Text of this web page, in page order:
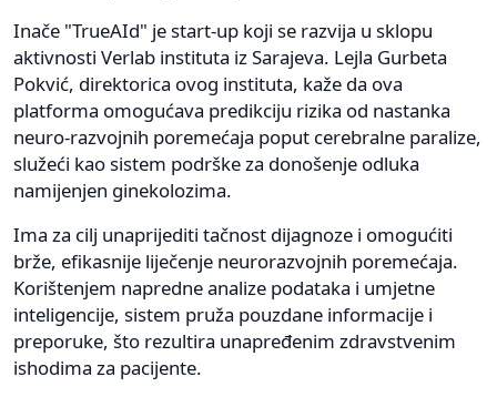
Inače "TrueAId" je start-up koji se razvija u sklopu
aktivnosti Verlab instituta iz Sarajeva. Lejla Gurbeta
Pokvić, direktorica ovog instituta, kaže da ova
platforma omogućava predikciju rizika od nastanka
neuro-razvojnih poremećaja poput cerebralne paralize,
služeći kao sistem podrške za donošenje odluka
namijenjen ginekolozima.
Ima za cilj unaprijediti tačnost dijagnoze i omogućiti
brže, efikasnije liječenje neurorazvojnih poremećaja.
Korištenjem napredne analize podataka i umjetne
inteligencije, sistem pruža pouzdane informacije i
preporuke, što rezultira unapređenim zdravstvenim
ishodima za pacijente.